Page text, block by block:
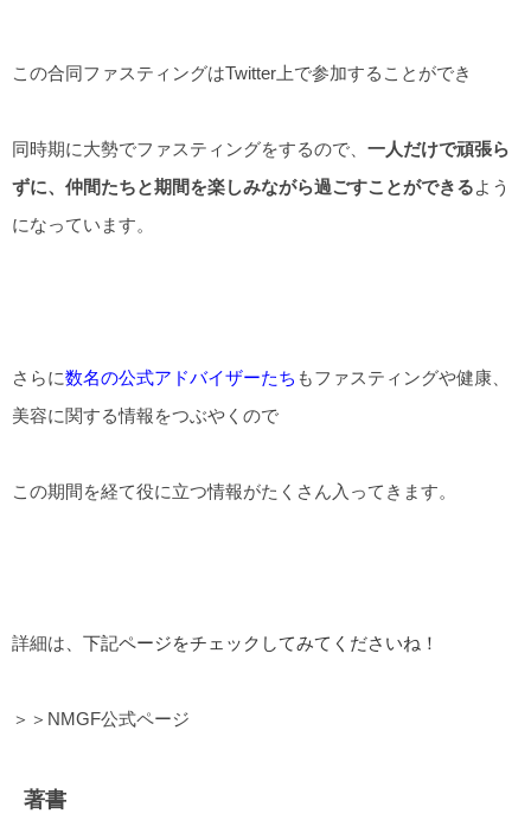
この合同ファスティングはTwitter上で参加することができ
同時期に大勢でファスティングをするので、 一人だけで頑張ら
ずに、仲間たちと期間を楽しみながら過ごすことができるよう
になっています。
さらに数名の公式アドバイザーたち もファスティングや健康、
美容に関する情報をつぶやくので
この期間を経て役に立つ情報がたくさん入ってきます。
詳細は 、下記ページをチェックしてみてくださいね！
＞＞NMGF公式ページ
著書